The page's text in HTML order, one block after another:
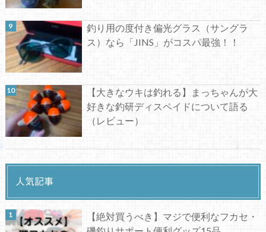
釣り用の度付き偏光グラス（サングラ
ス）なら「JINS」がコスパ最強！！
【大きなウキは釣れる】まっちゃんが大
好きな釣研ディスペイドについて語る
（レビュー）
人気記事
【絶対買うべき】マジで便利なフカセ・